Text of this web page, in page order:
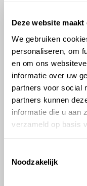
Deze website
We gebruiken
personaliseren, om
en om ons
informatie over uw
partners voor social
partners kunnen
informatie die u aan
verzameld op basis
Noodzakelijk
Inhoud 9,4
Bel
Vooras,
739.5xx
elke naaf